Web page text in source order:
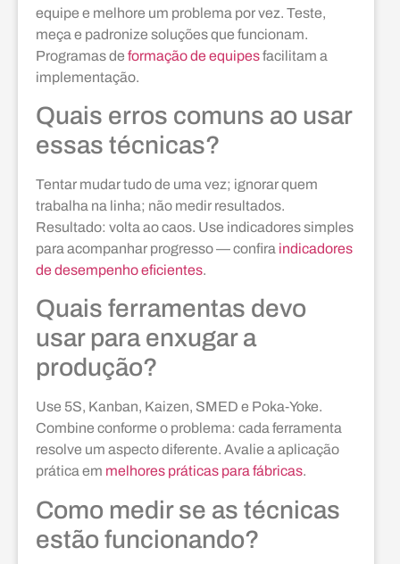
equipe e melhore um problema por vez. Teste,
meça e padronize soluções que funcionam.
Programas de formação de equipesfacilitam a
implementação.
Quais erros comuns ao usar
essas técnicas?
Tentar mudar tudo de uma vez; ignorar quem
trabalha na linha; não medir resultados.
Resultado: volta ao caos. Use indicadores simples
para acompanhar progresso — confira indicadores
de desempenho eficientes.
Quais ferramentas devo
usar para enxugar a
produção?
Use 5S, Kanban, Kaizen, SMED e Poka‑Yoke.
Combine conforme o problema: cada ferramenta
resolve um aspecto diferente. Avalie a aplicação
prática em melhores práticas para fábricas.
Como medir se as técnicas
estão funcionando?